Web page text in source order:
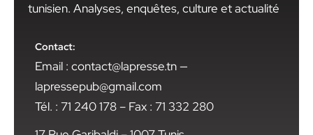
tunisien. Analyses, enquêtes, culture et actualité
Contact:
Email : contact@lapresse.tn —
lapressepub@gmail.com
Tél. : 71 240 178 – Fax : 71 332 280